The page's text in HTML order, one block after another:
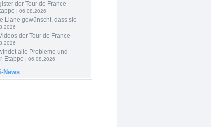
der Tour de France
| 06.08.2026
Liane gewünscht, dass sie
der Tour de France
alle Probleme und
Etappe | 06.08.2026
News